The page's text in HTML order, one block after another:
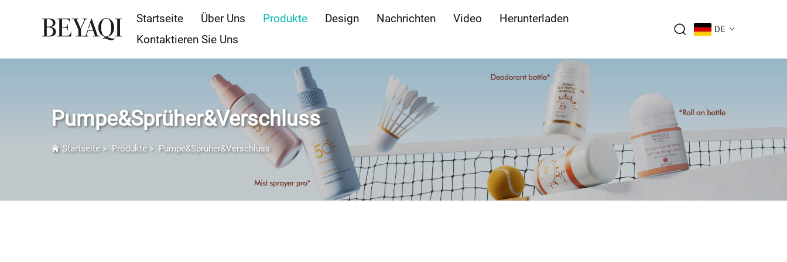
Startseite Über Uns Produkte Design Nachrichten Video
Herunterladen
Kontaktieren Sie Uns
DE
Pumpe&Sprüher&Verschluss
Startseite> Produkte> Pumpe&Sprüher&Verschluss